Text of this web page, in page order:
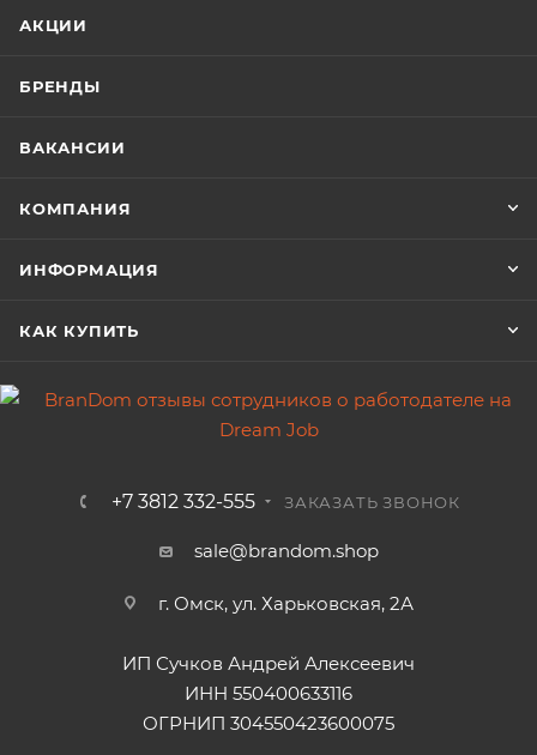
АКЦИИ
БРЕНДЫ
ВАКАНСИИ
КОМПАНИЯ
ИНФОРМАЦИЯ
КАК КУПИТЬ
+7 3812 332-555 ЗАКАЗАТЬ ЗВОНОК
sale@brandom.shop
г. Омск, ул. Харьковская, 2А
ИП Сучков Андрей Алексеевич
ИНН 550400633116
ОГРНИП 304550423600075